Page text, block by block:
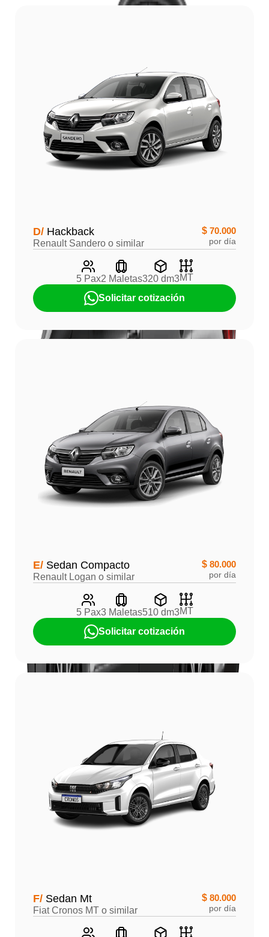
D/ Hackback
Renault Sandero o similar
$ 70.000
por día
5 Pax2 Maletas320 dm3MT
Solicitar cotización
E/ Sedan Compacto
Renault Logan o similar
$ 80.000
por día
5 Pax3 Maletas510 dm3MT
Solicitar cotización
F/ Sedan Mt
Fiat Cronos MT o similar
$ 80.000
por día